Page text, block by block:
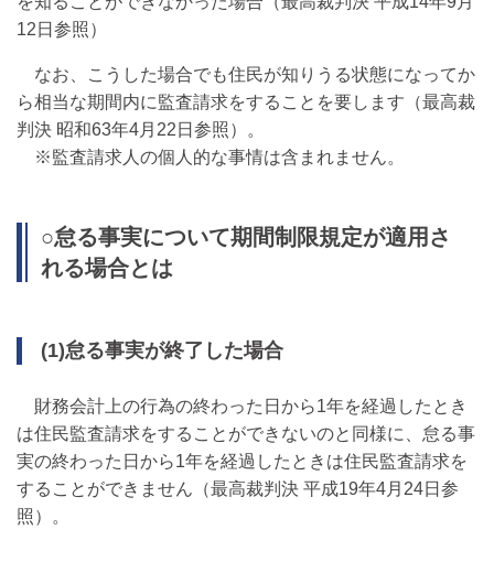
12日参照）
なお、こうした場合でも住民が知りうる状態になってか
ら相当な期間内に監査請求をすることを要します（最高裁
判決 昭和63年4月22日参照）。
※監査請求人の個人的な事情は含まれません。
○怠る事実について期間制限規定が適用さ
れる場合とは
(1)怠る事実が終了した場合
財務会計上の行為の終わった日から1年を経過したとき
は住民監査請求をすることができないのと同様に、怠る事
実の終わった日から1年を経過したときは住民監査請求を
することができません（最高裁判決 平成19年4月24日参
照）。